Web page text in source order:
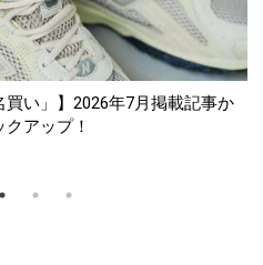
ホ5選【GoodsPress 2026上半